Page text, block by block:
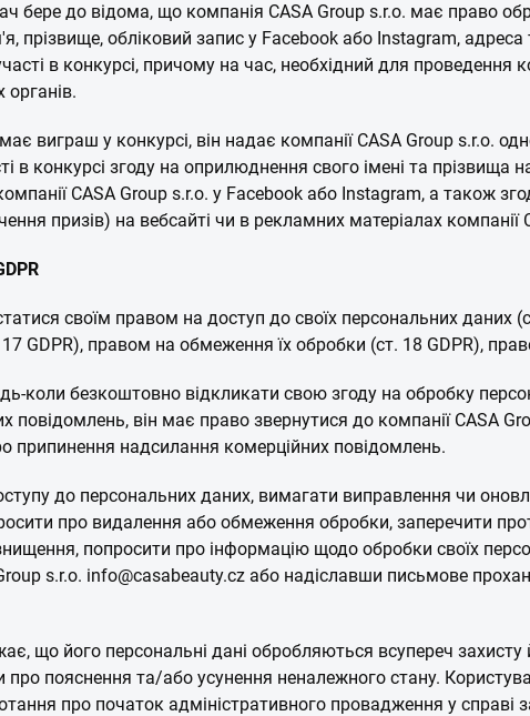
бере до відома, що компанія CASA Group s.r.o. має право
прізвище, обліковий запис у Facebook або Instagram,
в конкурсі, причому на час, необхідний для
виграш у конкурсі, він надає компанії CASA Group s.r.o.
в конкурсі згоду на оприлюднення свого імені та прізвища
CASA Group s.r.o. у Facebook або Instagram, а також
призів) на вебсайті чи в рекламних матеріалах компанії
своїм правом на доступ до своїх персональних даних
GDPR), правом на обмеження їх обробки (ст. 18 GDPR),
коли безкоштовно відкликати свою згоду на обробку
він має право звернутися до компанії CASA
припинення надсилання комерційних повідомлень.
до персональних даних, вимагати виправлення чи
про видалення або обмеження обробки, заперечити
попросити про інформацію щодо обробки своїх
s.r.o. info@casabeauty.cz або надіславши письмове
що його персональні дані обробляються всупереч
про пояснення та/або усунення неналежного стану.
про початок адміністративного провадження у справі